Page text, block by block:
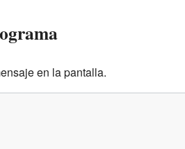
en la pantalla.